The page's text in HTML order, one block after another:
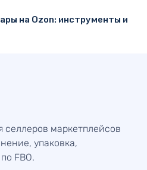
на Ozon: инструменты и
маркетплейсов
упаковка,
FBO.